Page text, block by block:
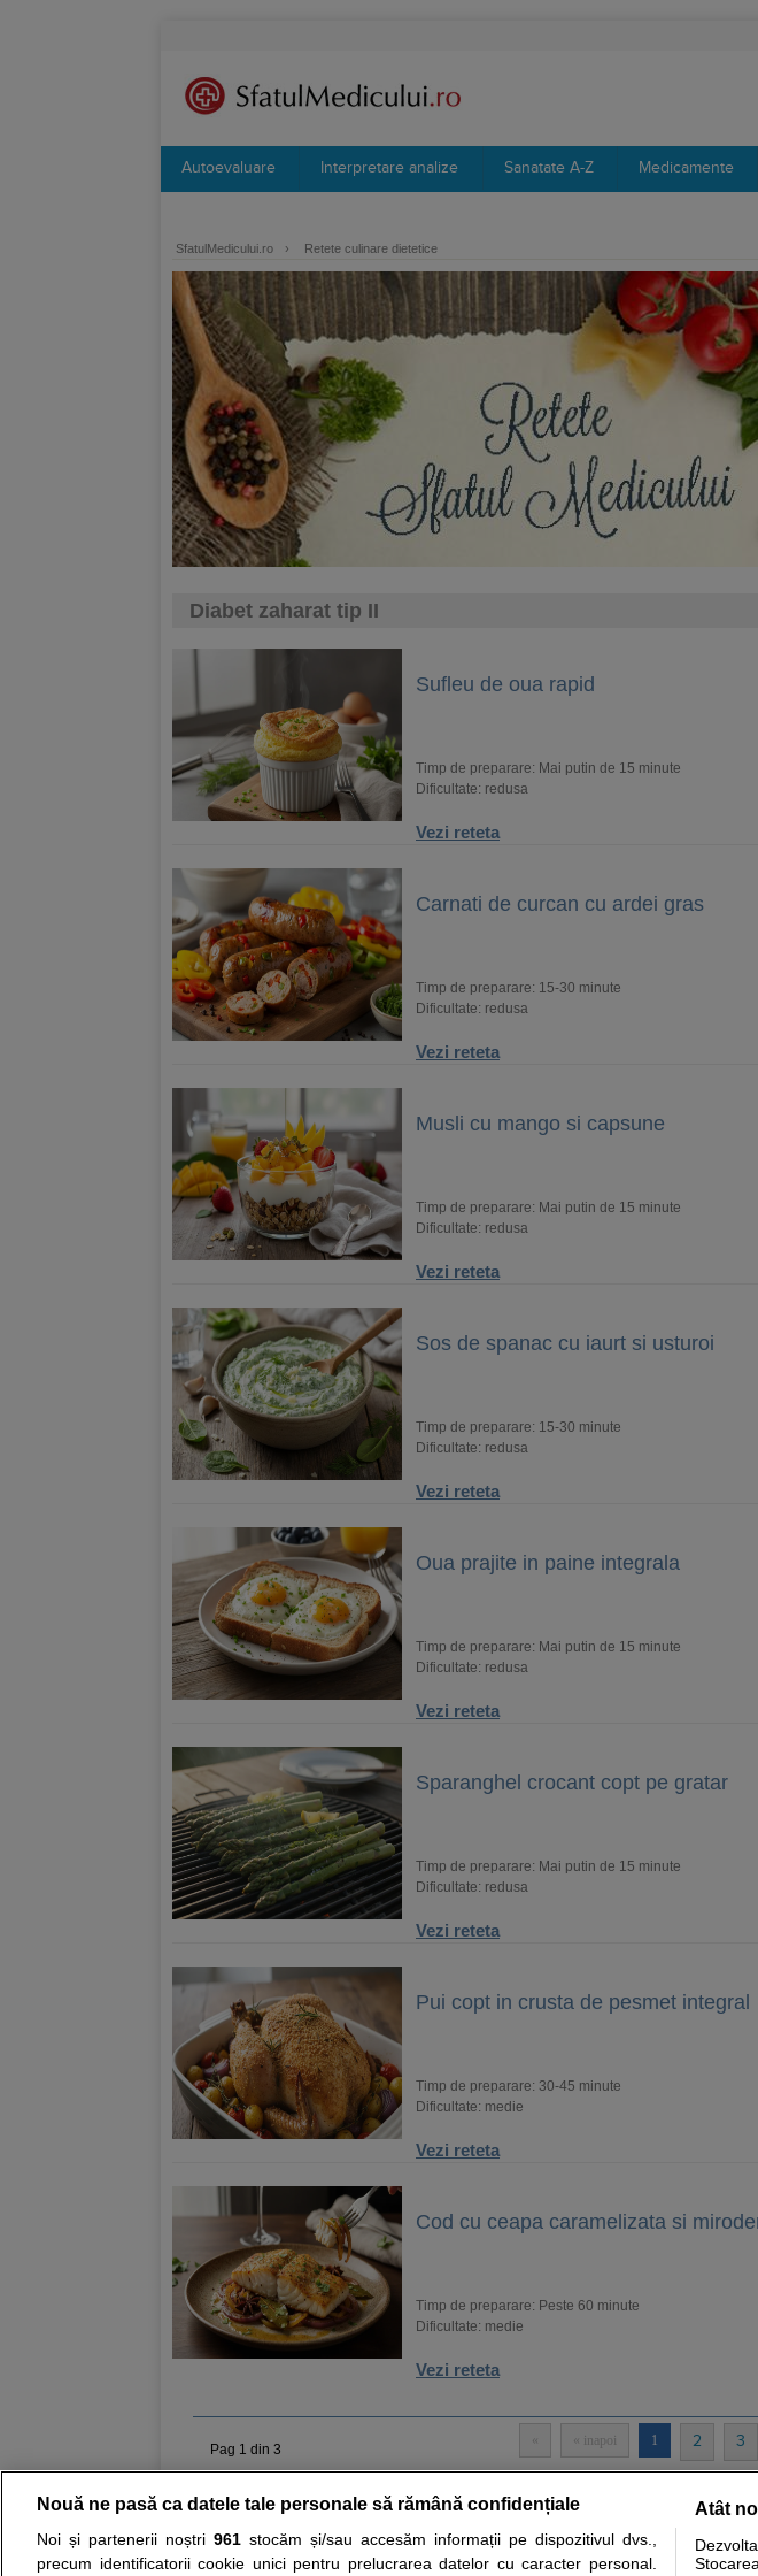
Autoevaluare Interpretare analize Sanatate A-Z Medicamente
SfatulMedicului.ro › Retete culinare dietetice
Diabet zaharat tip II
Sufleu de oua rapid
Timp de preparare: Mai putin de 15 minute
Dificultate: redusa
Vezi reteta
Carnati de curcan cu ardei gras
Timp de preparare: 15-30 minute
Dificultate: redusa
Vezi reteta
Musli cu mango si capsune
Timp de preparare: Mai putin de 15 minute
Dificultate: redusa
Vezi reteta
Sos de spanac cu iaurt si usturoi
Timp de preparare: 15-30 minute
Dificultate: redusa
Vezi reteta
Oua prajite in paine integrala
Timp de preparare: Mai putin de 15 minute
Dificultate: redusa
Vezi reteta
Sparanghel crocant copt pe gratar
Timp de preparare: Mai putin de 15 minute
Dificultate: redusa
Vezi reteta
Pui copt in crusta de pesmet integral
Timp de preparare: 30-45 minute
Dificultate: medie
Vezi reteta
Cod cu ceapa caramelizata si
Timp de preparare: Peste 60 minute
Dificultate: medie
Vezi reteta
Pag 1 din 3
« « inapoi 1 2 3
Resurse: Autoevaluare simptome Interpretare analize Specialitati medicale
Nouă ne pasă ca datele tale personale să rămână confidențiale
Noi și partenerii noștri 961stocăm și/sau accesăm informații pe dispozitivul dvs.,
precum identificatorii cookie unici pentru prelucrarea datelor cu caracter personal.
Atât